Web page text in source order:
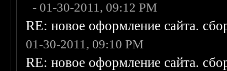
- 01-30-2011, 09:12 PM
RE: новое оформление сайта.
01-30-2011, 09:10 PM
RE: новое оформление сайта.